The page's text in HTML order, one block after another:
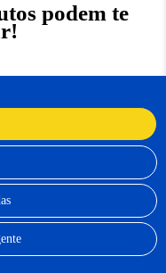
podem te